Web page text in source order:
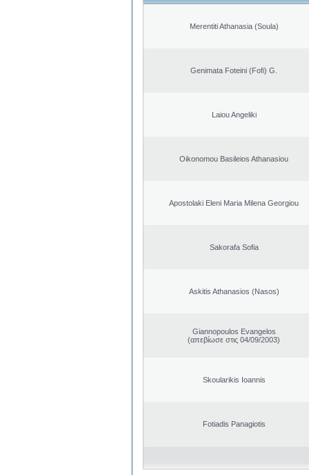
Merentiti Athanasia (Soula)
Genimata Foteini (Fofi) G.
Laiou Angeliki
Oikonomou Basileios Athanasiou
Apostolaki Eleni Maria Milena Georgiou
Sakorafa Sofia
Askitis Athanasios (Nasos)
Giannopoulos Evangelos
(απεβίωσε στις 04/09/2003)
Skoularikis Ioannis
Fotiadis Panagiotis